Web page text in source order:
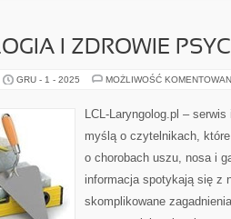
I ZDROWIE
GRU - 1 - 2025 MOŻLIWOŚĆ
LCL-Laryngolog.pl –
myślą o czytelnikach,
o chorobach uszu, nosa i
informacja spotykają się z
skomplikowane